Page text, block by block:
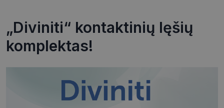
„Diviniti“ kontaktinių lęšių
komplektas!